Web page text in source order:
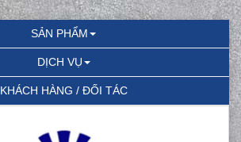
SẢN PHẨM
DỊCH VỤ
KHÁCH HÀNG / ĐỐI TÁC